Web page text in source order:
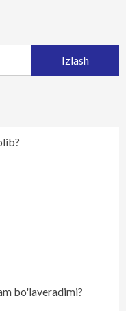
bo'laveradimi?